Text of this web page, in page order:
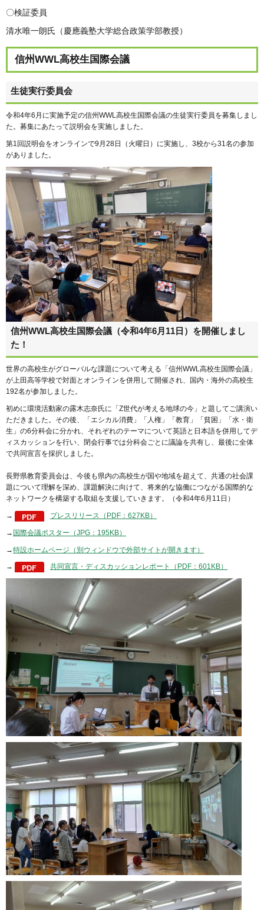
〇検証委員
清水唯一朗氏（慶應義塾大学総合政策学部教授）
信州WWL高校生国際会議
生徒実行委員会
令和4年6月に実施予定の信州WWL高校生国際会議の生徒実行委員を募集しまし
た。募集にあたって説明会を実施しました。
第1回説明会をオンラインで9月28日（火曜日）に実施し、3校から31名の参加
がありました。
信州WWL高校生国際会議（令和4年6月11日）を開催しまし
た！
世界の高校生がグローバルな課題について考える「信州WWL高校生国際会議」
が上田高等学校で対面とオンラインを併用して開催され、国内・海外の高校生
192名が参加しました。
初めに環境活動家の露木志奈氏に「Z世代が考える地球の今」と題してご講演い
ただきました。その後、「エシカル消費」「人権」「教育」「貧困」「水・衛
生」の6分科会に分かれ、それぞれのテーマについて英語と日本語を併用してデ
ィスカッションを行い、閉会行事では分科会ごとに議論を共有し、最後に全体
で共同宣言を採択しました。
長野県教育委員会は、今後も県内の高校生が国や地域を超えて、共通の社会課
題について理解を深め、課題解決に向けて、将来的な協働につながる国際的な
ネットワークを構築する取組を支援していきます。（令和4年6月11日）
→ プレスリリース（PDF：627KB）
→ 国際会議ポスター（JPG：195KB）
→特設ホームページ（別ウィンドウで外部サイトが開きます）
→ 共同宣言・ディスカッションレポート（PDF：601KB）